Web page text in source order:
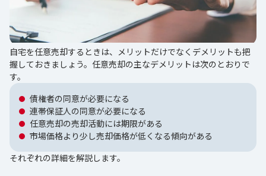
自宅を任意売却するときは、メリットだけでなくデメリットも把
握しておきましょう。任意売却の主なデメリットは次のとおりで
す。
債権者の同意が必要になる
連帯保証人の同意が必要になる
任意売却の売却活動には期限がある
市場価格より少し売却価格が低くなる傾向がある
それぞれの詳細を解説します。